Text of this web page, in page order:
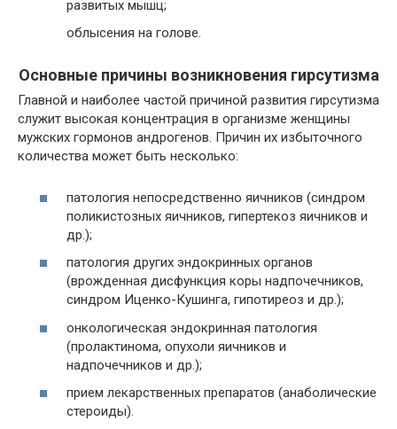
развитых мышц;
облысения на голове.
Основные причины возникновения гирсутизма
Главной и наиболее частой причиной развития гирсутизма
служит высокая концентрация в организме женщины
мужских гормонов андрогенов. Причин их избыточного
количества может быть несколько:
патология непосредственно яичников (синдром
поликистозных яичников, гипертекоз яичников и
др.);
патология других эндокринных органов
(врожденная дисфункция коры надпочечников,
синдром Иценко-Кушинга, гипотиреоз и др.);
онкологическая эндокринная патология
(пролактинома, опухоли яичников и
надпочечников и др.);
прием лекарственных препаратов (анаболические
стероиды).